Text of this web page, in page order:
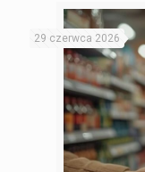
29 czerwca 2026